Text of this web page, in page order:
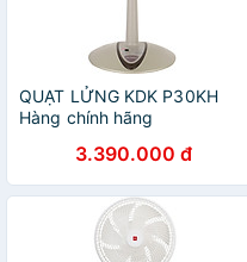
QUẠT LỬNG KDK P30KH
Hàng chính hãng
3.390.000 đ